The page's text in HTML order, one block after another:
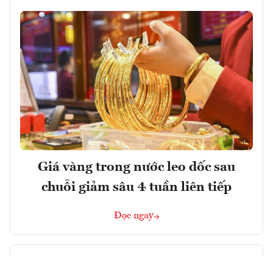
Giá vàng trong nước leo dốc sau
chuỗi giảm sâu 4 tuần liên tiếp
Đọc ngay